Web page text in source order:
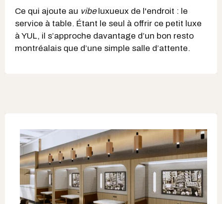
Ce qui ajoute au vibe luxueux de l'endroit : le
service à table. Étant le seul à offrir ce petit luxe
à YUL, il s’approche davantage d’un bon resto
montréalais que d’une simple salle d’attente.